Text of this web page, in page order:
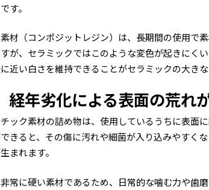
す。
材（コンポジットレジン）は、長期間の使用で
が、セラミックではこのような変色が起きにく
近い白さを維持できることがセラミックの大きな
年劣化による表面の荒れ
ック素材の詰め物は、使用しているうちに表面
きると、その傷に汚れや細菌が入り込みやすく
まれます。
常に硬い素材であるため、日常的な噛む力や歯